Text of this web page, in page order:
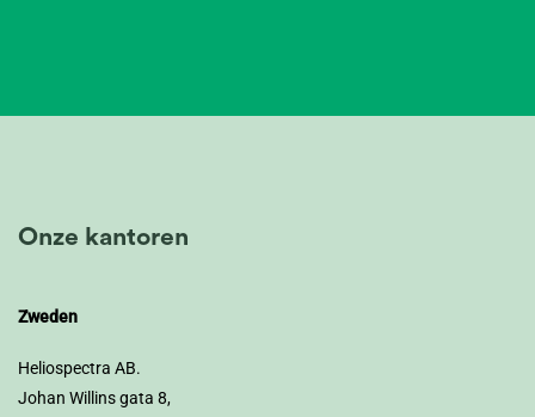
Onze kantoren
Zweden
Heliospectra AB.
Johan Willins gata 8,